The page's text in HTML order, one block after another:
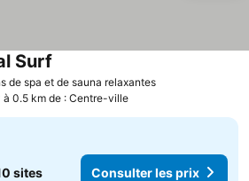
de spa et de sauna relaxantes
Surf
à 0.5 km de : Centre-ville
sites Consulter les prix